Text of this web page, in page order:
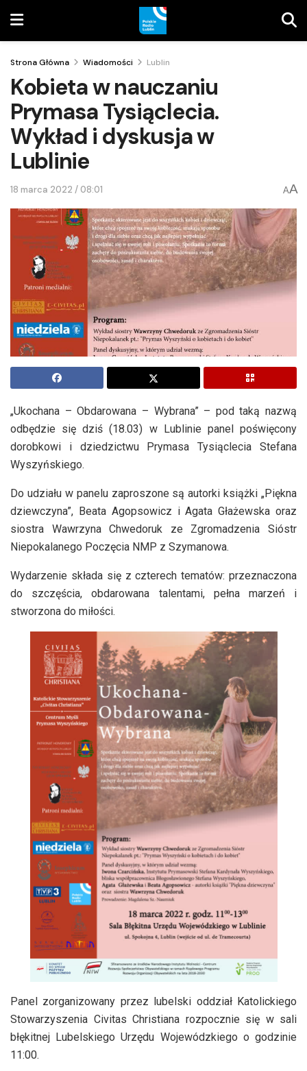
Strona Główna Wiadomości Lublin
Kobieta w nauczaniu
Prymasa Tysiąclecia.
Wykład i dyskusja w
Lublinie
18 marca 2022 / 08:01 AA
„Ukochana – Obdarowana – Wybrana” – pod taką nazwą
odbędzie się dziś (18.03) w Lublinie panel poświęcony
dorobkowi i dziedzictwu Prymasa Tysiąclecia Stefana
Wyszyńskiego.
Do udziału w panelu zaproszone są autorki książki „Piękna
dziewczyna”, Beata Agopsowicz i Agata Głażewska oraz
siostra Wawrzyna Chwedoruk ze Zgromadzenia Sióstr
Niepokalanego Poczęcia NMP z Szymanowa.
Wydarzenie składa się z czterech tematów: przeznaczona
do szczęścia, obdarowana talentami, pełna marzeń i
stworzona do miłości.
Panel zorganizowany przez lubelski oddział Katolickiego
Stowarzyszenia Civitas Christiana rozpocznie się w sali
błękitnej Lubelskiego Urzędu Wojewódzkiego o godzinie
11:00.